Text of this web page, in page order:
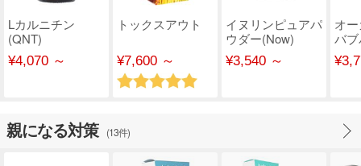
Lカルニチン
(QNT)
¥4,070 ～
トックスアウト
¥7,600 ～
イヌリンピュアパ
ウダー(Now)
¥3,540 ～
オ
バ
親になる対策 (13件)